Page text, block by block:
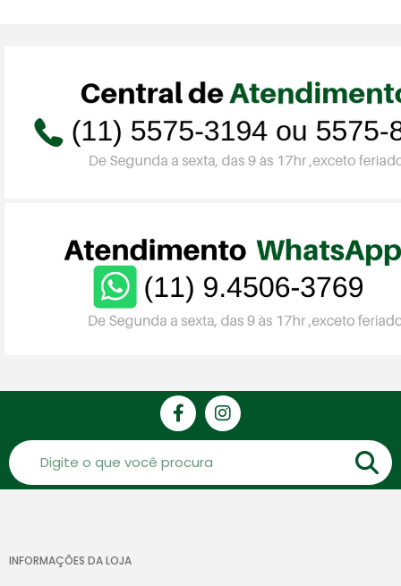
INFORMAÇÕES DA LOJA